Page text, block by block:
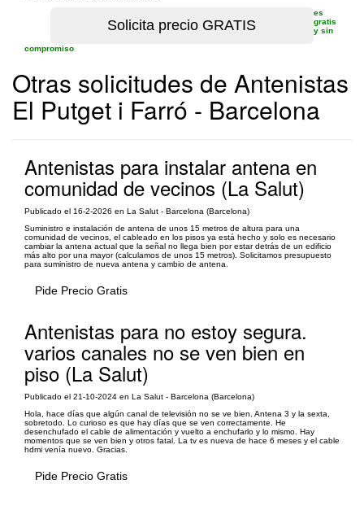
es
gratis
y sin
compromiso
Otras solicitudes de Antenistas
El Putget i Farró - Barcelona
Antenistas para instalar antena en
comunidad de vecinos (La Salut)
Publicado el 16-2-2026 en La Salut - Barcelona (Barcelona)
Suministro e instalación de antena de unos 15 metros de altura para una
comunidad de vecinos, el cableado en los pisos ya está hecho y solo es necesario
cambiar la antena actual que la señal no llega bien por estar detrás de un edificio
más alto por una mayor (calculamos de unos 15 metros). Solicitamos presupuesto
para suministro de nueva antena y cambio de antena.
Pide Precio Gratis
Antenistas para no estoy segura.
varios canales no se ven bien en
piso (La Salut)
Publicado el 21-10-2024 en La Salut - Barcelona (Barcelona)
Hola, hace días que algún canal de televisión no se ve bien. Antena 3 y la sexta,
sobretodo. Lo curioso es que hay días que se ven correctamente. He
desenchufado el cable de alimentación y vuelto a enchufarlo y lo mismo. Hay
momentos que se ven bien y otros fatal. La tv es nueva de hace 6 meses y el cable
hdmi venía nuevo. Gracias.
Pide Precio Gratis